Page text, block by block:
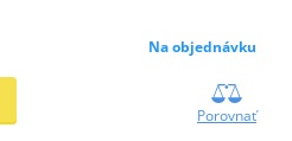
Na objednávku
Porovnať